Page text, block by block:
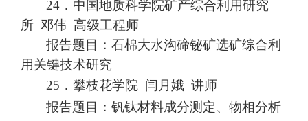
24． 中国地质科学院矿产综合利用研究
所 邓伟 高级工程师
报告题目：石棉大水沟碲铋矿选矿综合利
用关键技术研究
25． 攀枝花学院 闫月娥 讲师
报告题目：钒钛材料成分测定、物相分析